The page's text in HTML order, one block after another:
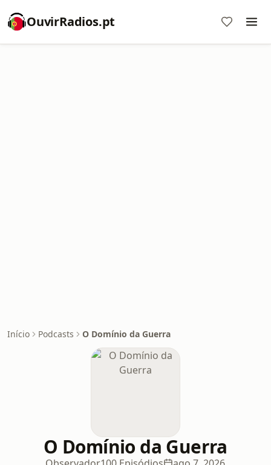
OuvirRadios.pt
Início Podcasts O Domínio da Guerra
O Domínio da Guerra